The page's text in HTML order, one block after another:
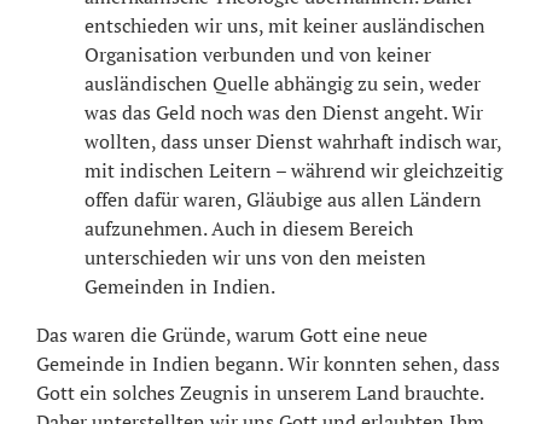
entschieden wir uns, mit keiner ausländischen
Organisation verbunden und von keiner
ausländischen Quelle abhängig zu sein, weder
was das Geld noch was den Dienst angeht. Wir
wollten, dass unser Dienst wahrhaft indisch war,
mit indischen Leitern – während wir gleichzeitig
offen dafür waren, Gläubige aus allen Ländern
aufzunehmen. Auch in diesem Bereich
unterschieden wir uns von den meisten
Gemeinden in Indien.
Das waren die Gründe, warum Gott eine neue
Gemeinde in Indien begann. Wir konnten sehen, dass
Gott ein solches Zeugnis in unserem Land brauchte.